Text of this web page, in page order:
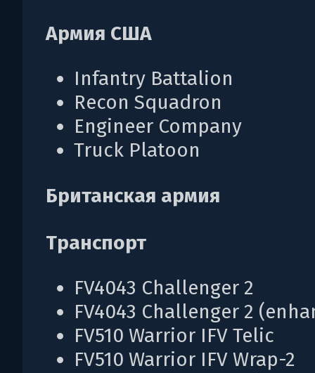
Армия США
Infantry Battalion
Recon Squadron
Engineer Company
Truck Platoon
Британская армия
Транспорт
FV4043 Challenger 2
FV4043 Challenger 2
FV510 Warrior IFV Telic
FV510 Warrior IFV Wrap-2